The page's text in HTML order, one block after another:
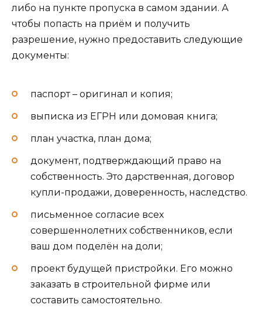
либо на пункте пропуска в самом здании. А
чтобы попасть на приём и получить
разрешение, нужно предоставить следующие
документы:
паспорт – оригинал и копия;
выписка из ЕГРН или домовая книга;
план участка, план дома;
документ, подтверждающий право на
собственность. Это дарственная, договор
купли-продажи, доверенность, наследство.
письменное согласие всех
совершеннолетних собственников, если
ваш дом поделён на доли;
проект будущей пристройки. Его можно
заказать в строительной фирме или
составить самостоятельно.